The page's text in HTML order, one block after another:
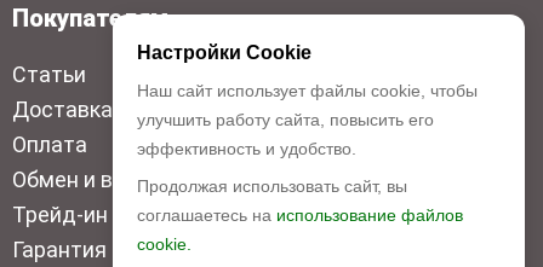
Покупателям
Статьи
Доставка
Оплата
Обмен и возврат
Трейд-ин
Гарантия низкой цены
Настройки Cookie
Наш сайт использует файлы cookie, чтобы
улучшить работу сайта, повысить его
эффективность и удобство.
Продолжая использовать сайт, вы
соглашаетесь на использование файлов
cookie.